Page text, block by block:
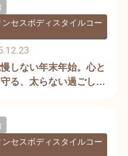
慢しない年末年始。心と
る、太らない過ごし
ンセスボディスタイルコー
ンセスボディスタイルコー